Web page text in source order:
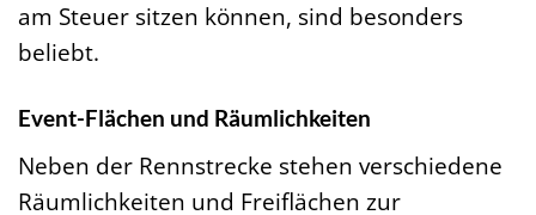
am Steuer sitzen können, sind besonders
beliebt.
Event-Flächen und Räumlichkeiten
Neben der Rennstrecke stehen verschiedene
Räumlichkeiten und Freiflächen zur